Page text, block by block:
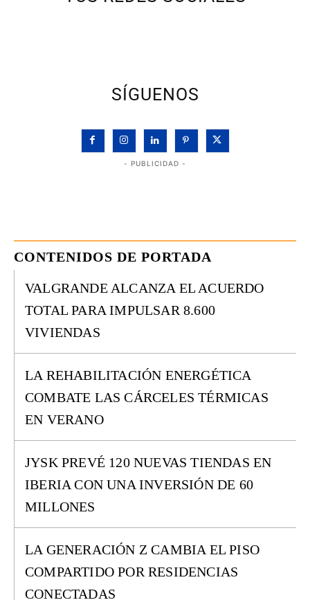
SÍGUENOS
- PUBLICIDAD -
CONTENIDOS DE PORTADA
VALGRANDE ALCANZA EL ACUERDO
TOTAL PARA IMPULSAR 8.600
VIVIENDAS
LA REHABILITACIÓN ENERGÉTICA
COMBATE LAS CÁRCELES TÉRMICAS
EN VERANO
JYSK PREVÉ 120 NUEVAS TIENDAS EN
IBERIA CON UNA INVERSIÓN DE 60
MILLONES
LA GENERACIÓN Z CAMBIA EL PISO
COMPARTIDO POR RESIDENCIAS
CONECTADAS